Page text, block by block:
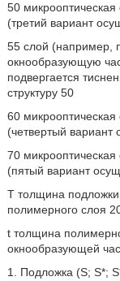
50 микрооптическая
(третий вариант
55 слой (например,
окнообразующую
подвергается
структуру 50
60 микрооптическая
(четвертый вариант
70 микрооптическая
(пятый вариант
Т толщина
полимерного слоя
t толщина
окнообразующей
1. Подложка (S; S*;